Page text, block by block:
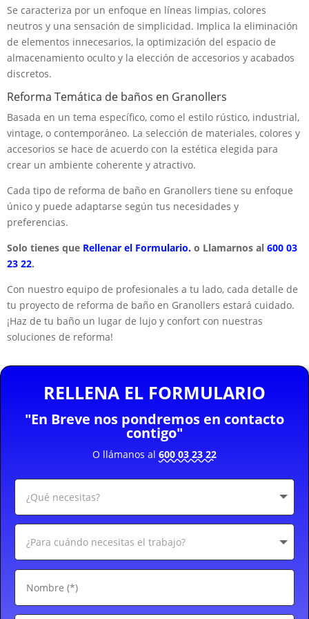
Se caracteriza por un enfoque en líneas limpias, colores
neutros y una sensación de simplicidad. Implica la eliminación
de elementos innecesarios, la optimización del espacio de
almacenamiento oculto y la elección de accesorios y acabados
discretos.
Reforma Temática de baños en Granollers
Basada en un tema específico, como el estilo rústico, industrial,
vintage, o contemporáneo. La selección de materiales, colores y
accesorios se hace de acuerdo con la estética elegida para
crear un ambiente coherente y atractivo.
Cada tipo de reforma de baño en Granollers tiene su enfoque
único y puede adaptarse según tus necesidades y
preferencias.
Solo tienes que Rellenar el Formulario. o Llamarnos al 600 03
23 22.
Con nuestro equipo de profesionales a tu lado, cada detalle de
tu proyecto de reforma de baño en Granollers estará cuidado.
¡Haz de tu baño un lugar de lujo y confort con nuestras
soluciones de reforma!
RELLENA EL FORMULARIO
"En Breve nos pondremos en contacto
contigo"
O llámanos al 600 03 23 22